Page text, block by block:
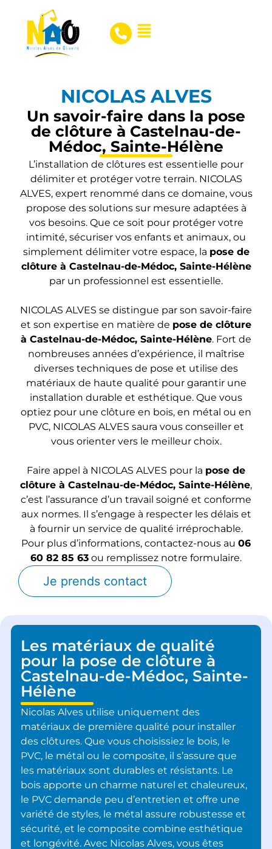
NICOLAS ALVES
Un savoir-faire dans la pose
de clôture à Castelnau-de-
Médoc, Sainte-Hélène
L’installation de clôtures est essentielle pour
délimiter et protéger votre terrain. NICOLAS
ALVES, expert renommé dans ce domaine, vous
propose des solutions sur mesure adaptées à
vos besoins. Que ce soit pour protéger votre
intimité, sécuriser vos enfants et animaux, ou
simplement délimiter votre espace, la pose de
clôture à Castelnau-de-Médoc, Sainte-Hélène
par un professionnel est essentielle.
NICOLAS ALVES se distingue par son savoir-faire
et son expertise en matière de pose de clôture
à Castelnau-de-Médoc, Sainte-Hélène. Fort de
nombreuses années d’expérience, il maîtrise
diverses techniques de pose et utilise des
matériaux de haute qualité pour garantir une
installation durable et esthétique. Que vous
optiez pour une clôture en bois, en métal ou en
PVC, NICOLAS ALVES saura vous conseiller et
vous orienter vers le meilleur choix.
Faire appel à NICOLAS ALVES pour la pose de
clôture à Castelnau-de-Médoc, Sainte-Hélène,
c’est l’assurance d’un travail soigné et conforme
aux normes. Il s’engage à respecter les délais et
à fournir un service de qualité irréprochable.
Pour plus d’informations, contactez-nous au 06
60 82 85 63 ou remplissez notre formulaire.
Je prends contact
Les matériaux de qualité
pour la pose de clôture à
Castelnau-de-Médoc, Sainte-
Hélène
Nicolas Alves utilise uniquement des
matériaux de première qualité pour installer
des clôtures. Que vous choisissiez le bois, le
PVC, le métal ou le composite, il s’assure que
les matériaux sont durables et résistants. Le
bois apporte un charme naturel et chaleureux,
le PVC demande peu d’entretien et offre une
variété de styles, le métal assure robustesse et
sécurité, et le composite combine esthétique
et longévité. Avec Nicolas Alves, vous êtes